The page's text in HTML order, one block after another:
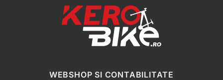
WEBSHOP SI CONTABILITATE